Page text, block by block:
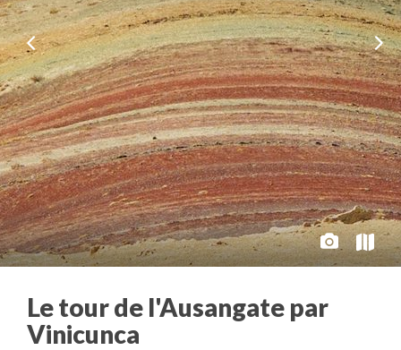
Le tour de l'Ausangate par
Vinicunca